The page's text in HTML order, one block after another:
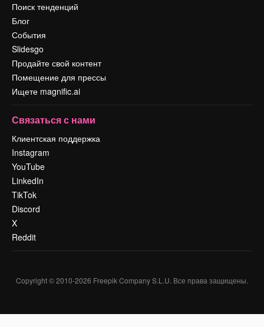
Поиск тенденций
Блог
События
Slidesgo
Продайте свой контент
Помещение для прессы
Ищете magnific.ai
Связаться с нами
Клиентская поддержка
Instagram
YouTube
LinkedIn
TikTok
Discord
X
Reddit
Copyright © 2010-2026 Freepik Company S.L.U. Все права защищены.